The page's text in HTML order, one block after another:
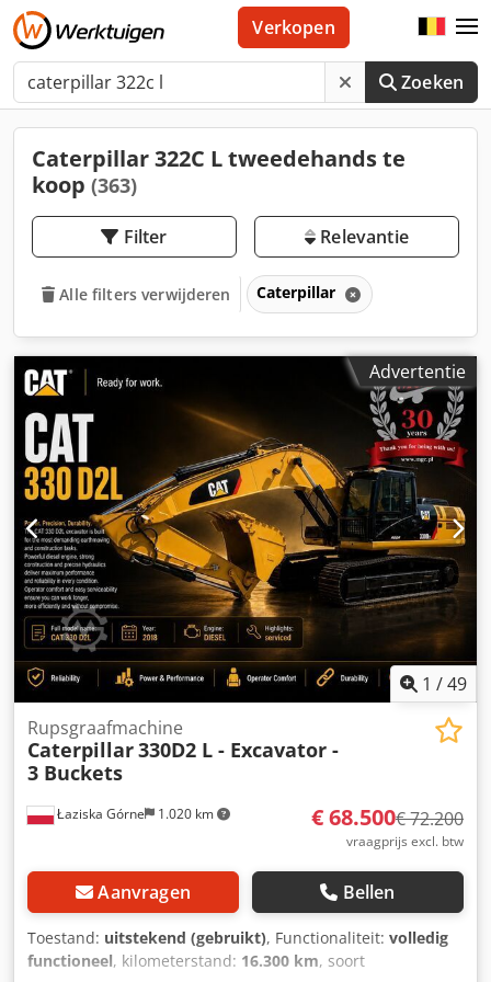
Zoeken
Verkopen
Caterpillar 322C L tweedehands te
koop (363)
Filter Relevantie
Alle filters verwijderen Caterpillar
Advertentie
1 /49
Łaziska Górne 1.020 km
Rupsgraafmachine
Caterpillar330D2 L - Excavator -
3 Buckets
€ 68.500€ 72.200
vraagprijs excl. btw
Aanvragen Bellen
Toestand: uitstekend (gebruikt), Functionaliteit: volledig
functioneel, kilometerstand: 16.300 km, soort